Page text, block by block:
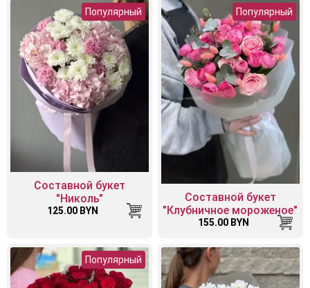
Составной букет
"Николь"
Популярный
125.00 BYN
Составной букет
"Клубничное мороженое"
Популярный
155.00 BYN
Популярный